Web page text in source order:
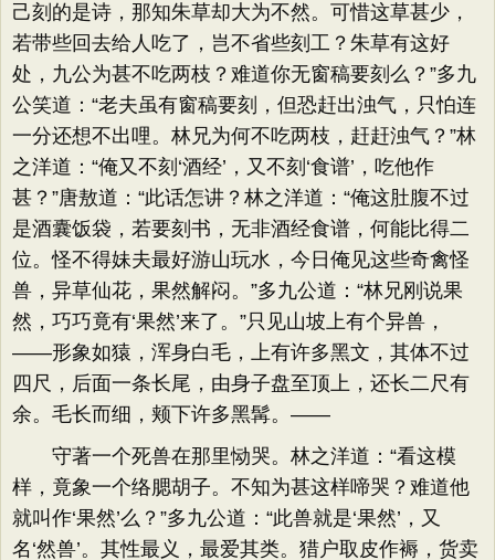
己刻的是诗，那知朱草却大为不然。可惜这草甚少，
若带些回去给人吃了，岂不省些刻工？朱草有这好
处，九公为甚不吃两枝？难道你无窗稿要刻么？”多九
公笑道：“老夫虽有窗稿要刻，但恐赶出浊气，只怕连
一分还想不出哩。林兄为何不吃两枝，赶赶浊气？”林
之洋道：“俺又不刻‘酒经’，又不刻‘食谱’，吃他作
甚？”唐敖道：“此话怎讲？林之洋道：“俺这肚腹不过
是酒囊饭袋，若要刻书，无非酒经食谱，何能比得二
位。怪不得妹夫最好游山玩水，今日俺见这些奇禽怪
兽，异草仙花，果然解闷。”多九公道：“林兄刚说果
然，巧巧竟有‘果然’来了。”只见山坡上有个异兽，
——形象如猿，浑身白毛，上有许多黑文，其体不过
四尺，后面一条长尾，由身子盘至顶上，还长二尺有
余。毛长而细，颊下许多黑髯。——
守著一个死兽在那里恸哭。林之洋道：“看这模
样，竟象一个络腮胡子。不知为甚这样啼哭？难道他
就叫作‘果然’么？”多九公道：“此兽就是‘果然’，又
名‘然兽’。其性最义，最爱其类。猎户取皮作褥，货卖